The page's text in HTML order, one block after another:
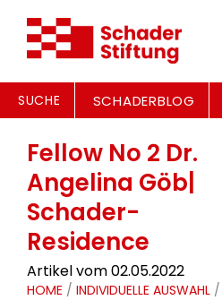
SUCHE SCHADERBLOG
Fellow No 2 Dr.
Angelina Göb|
Schader-
Residence
Artikel vom 02.05.2022
HOME / INDIVIDUELLE AUSWAHL /